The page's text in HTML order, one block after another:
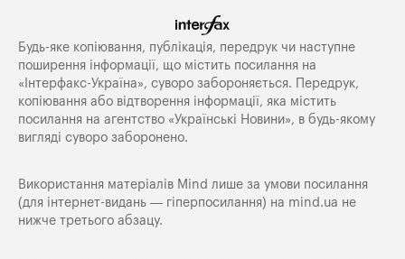
Будь-яке копiювання, публiкацiя, передрук чи наступне
поширення iнформацiї, що мiстить посилання на
«Iнтерфакс-Україна», суворо забороняється. Передрук,
копіювання або відтворення інформації, яка містить
посилання на агентство «Українські Новини», в будь-якому
вигляді суворо заборонено.
Використання матеріалів Mind лише за умови посилання
(для інтернет-видань — гіперпосилання) на mind.ua не
нижче третього абзацу.